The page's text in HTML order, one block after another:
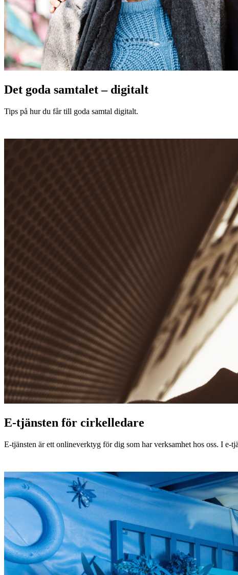
Det goda samtalet – digitalt
Tips på hur du får till goda samtal digitalt.
E-tjänsten för cirkelledare
E-tjänsten är ett onlineverktyg för dig som har verksamhet hos oss. I